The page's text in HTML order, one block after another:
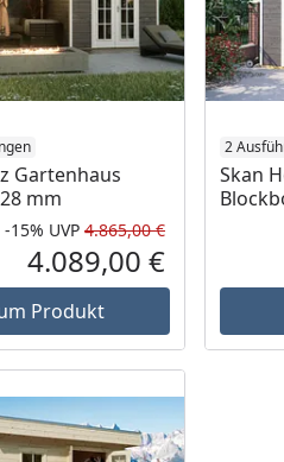
Gartenhaus
mm
Rabatt in
-15% UVP 4.865,00 €
Aktueller Preis
4.089,00 €
Produkt
2
Skan